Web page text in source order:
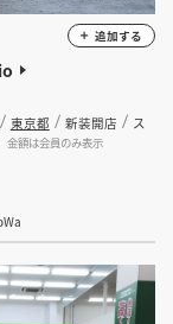
選択する
坪
東京都 新装開店
ス
金額は会員のみ表示
追加する